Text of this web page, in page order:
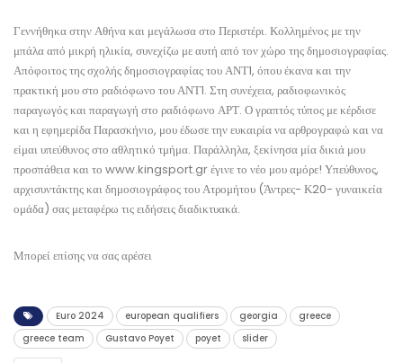
Γεννήθηκα στην Αθήνα και μεγάλωσα στο Περιστέρι. Κολλημένος με την
μπάλα από μικρή ηλικία, συνεχίζω με αυτή από τον χώρο της δημοσιογραφίας.
Απόφοιτος της σχολής δημοσιογραφίας του ΑΝΤ1, όπου έκανα και την
πρακτική μου στο ραδιόφωνο του ΑΝΤ1. Στη συνέχεια, ραδιοφωνικός
παραγωγός και παραγωγή στο ραδιόφωνο ΑΡΤ. Ο γραπτός τύπος με κέρδισε
και η εφημερίδα Παρασκήνιο, μου έδωσε την ευκαιρία να αρθρογραφώ και να
είμαι υπεύθυνος στο αθλητικό τμήμα. Παράλληλα, ξεκίνησα μία δικιά μου
προσπάθεια και το www.kingsport.gr έγινε το νέο μου αμόρε! Υπεύθυνος,
αρχισυντάκτης και δημοσιογράφος του Ατρομήτου (Άντρες- Κ20- γυναικεία
ομάδα) σας μεταφέρω τις ειδήσεις διαδικτυακά.
Μπορεί επίσης να σας αρέσει
Euro 2024 european qualifiers georgia
greece
greece team
Gustavo Poyet poyet slider